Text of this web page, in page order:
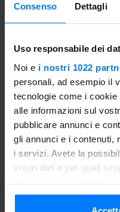
Consenso Dettagli
Uso responsabile dei
Noi e i nostri 1022
personali, ad esempio il
tecnologie come i
alle informazioni sul
pubblicare annunci e
gli annunci e i contenuti,
i servizi. Avete la
vostri dati e per quali
in cui avete effettuato le
With the whisk mix the
becomes white. Add
Knead well with your
dough. Set aside 1/3
remaining between
rolling pin trying to get a
pan.
Cover the tart with
remaining shortcrust
180°C. Cool the tart in